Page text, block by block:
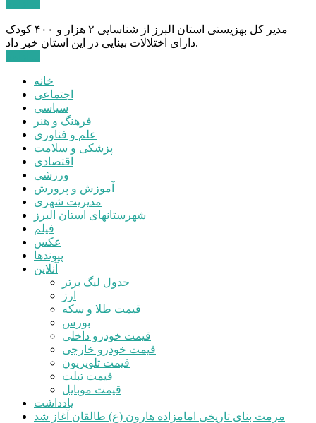
مدیر کل بهزیستی استان البرز از شناسایی ۲ هزار و ۴۰۰ کودک
دارای اختلالات بینایی در این استان خبر داد.
خانه
اجتماعی
سیاسی
فرهنگ و هنر
علم و فناوری
پزشکی و سلامت
اقتصادی
ورزشی
آموزش و پرورش
مدیریت شهری
شهرستانهای استان البرز
فیلم
عکس
پیوندها
آنلاین
جدول لیگ برتر
ارز
قیمت طلا و سکه
بورس
قیمت خودرو داخلی
قیمت خودرو خارجی
قیمت تلویزیون
قیمت تبلت
قیمت موبایل
یادداشت
مرمت بنای تاریخی امامزاده هارون (ع) طالقان آغاز شد